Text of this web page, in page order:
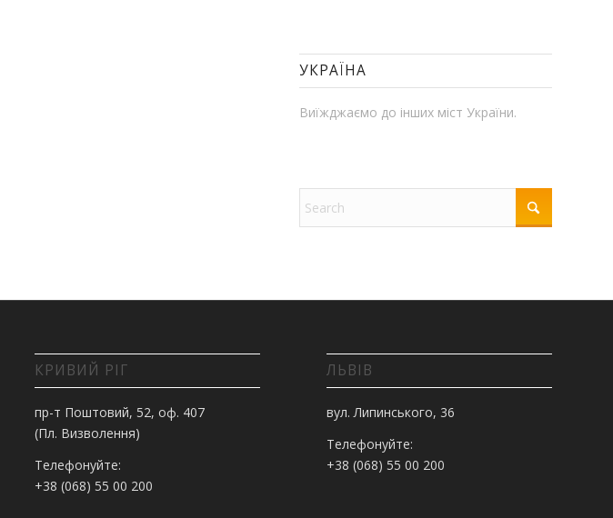
УКРАЇНА
Виїжджаємо до інших міст України.
КРИВИЙ РІГ
пр-т Поштовий, 52, оф. 407
(Пл. Визволення)
Телефонуйте:
+38 (068) 55 00 200
ЛЬВІВ
вул. Липинського, 36
Телефонуйте:
+38 (068) 55 00 200